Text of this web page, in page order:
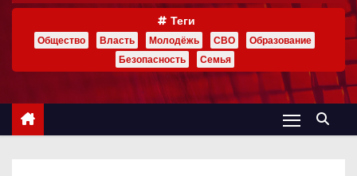
ж
Теги
Общество Власть Молодёжь СВО
Образование
Безопасность
Семья